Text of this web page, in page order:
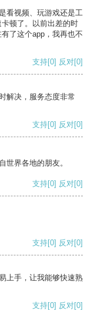
看视频、玩游戏还是工
顿了。以前出差的时
了这个app，我再也不
支持[0] 反对[0]
解决，服务态度非常
支持[0] 反对[0]
世界各地的朋友。
支持[0] 反对[0]
支持[0] 反对[0]
上手，让我能够快速熟
支持[0] 反对[0]